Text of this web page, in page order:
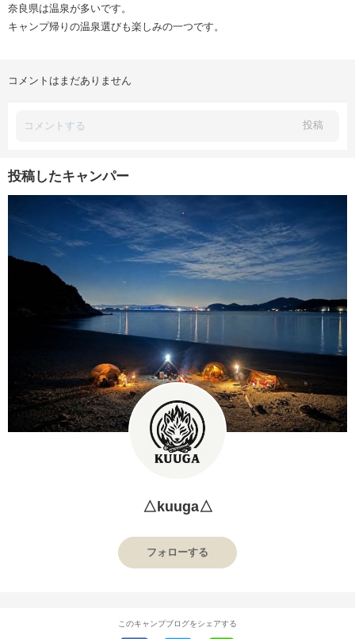
奈良県は温泉が多いです。
キャンプ帰りの温泉選びも楽しみの一つです。
コメントはまだありません
投稿
投稿したキャンパー
△kuuga△
フォローする
このキャンプブログをシェアする